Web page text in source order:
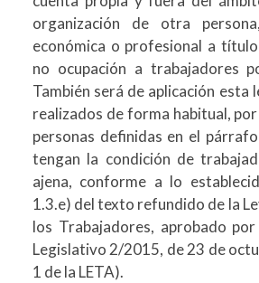
organización de otra
económica o profesional a
no ocupación a trabajadores
También será de aplicación esta
realizados de forma habitual,
personas definidas en el
tengan la condición de
ajena, conforme a lo
1.3.e) del texto refundido de la
los Trabajadores, aprobado
Legislativo 2/2015, de 23 de
1 de la LETA).